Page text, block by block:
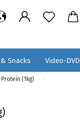
Snacks Video-DVD
(1kg) »